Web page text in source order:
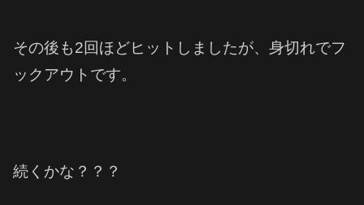
その後も2回ほどヒットしましたが、身切れでフ
ックアウトです。
続くかな？？？